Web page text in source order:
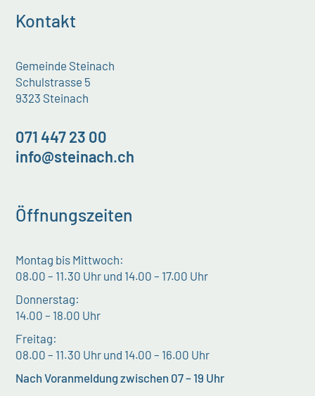
Kontakt
Gemeinde Steinach
Schulstrasse 5
9323 Steinach
071 447 23 00
info@steinach.ch
Öffnungszeiten
Montag bis Mittwoch:
08.00 – 11.30 Uhr und 14.00 – 17.00 Uhr
Donnerstag:
14.00 – 18.00 Uhr
Freitag:
08.00 – 11.30 Uhr und 14.00 – 16.00 Uhr
Nach Voranmeldung zwischen 07 – 19 Uhr